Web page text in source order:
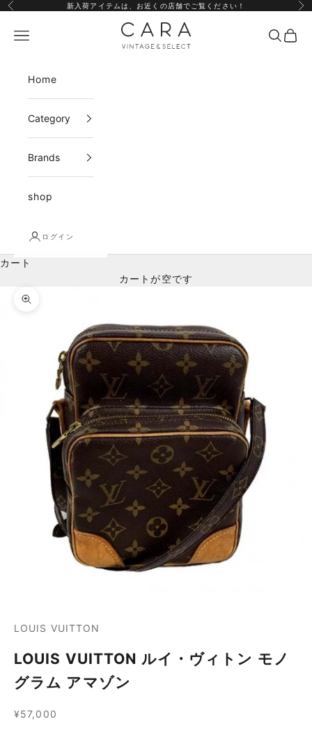
コンテンツへスキップ
前へ 新入荷アイテムは、 お近くの店舗でご覧ください！ 次
CARA vintage&select
メニュー 検索カー
Home
Category
Brands
shop
ログイン
カート
カートが空です
ズームイン
LOUIS VUITTON
LOUIS VUITTON ルイ・ヴィトン モノ
グラム アマゾン
セール価格
¥57,000